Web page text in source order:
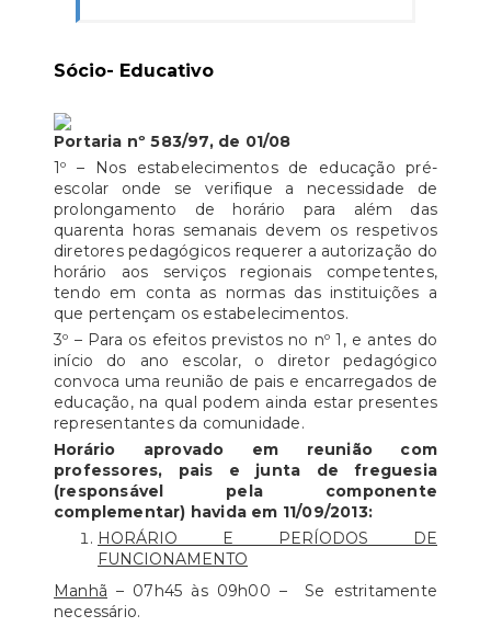
Sócio- Educativo
Portaria nº 583/97, de 01/08
1º – Nos estabelecimentos de educação pré-
escolar onde se verifique a necessidade de
prolongamento de horário para além das
quarenta horas semanais devem os respetivos
diretores pedagógicos requerer a autorização do
horário aos serviços regionais competentes,
tendo em conta as normas das instituições a
que pertençam os estabelecimentos.
3º – Para os efeitos previstos no nº 1, e antes do
início do ano escolar, o diretor pedagógico
convoca uma reunião de pais e encarregados de
educação, na qual podem ainda estar presentes
representantes da comunidade.
Horário aprovado em reunião com
professores, pais e junta de freguesia
(responsável pela componente
complementar) havida em 11/09/2013:
HORÁRIO E PERÍODOS DE
FUNCIONAMENTO
Manhã – 07h45 às 09h00 – Se estritamente
necessário.